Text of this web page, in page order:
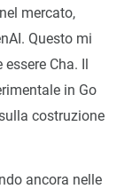
mercato,
Questo mi
Cha. Il
in Go
costruzione
ancora nelle